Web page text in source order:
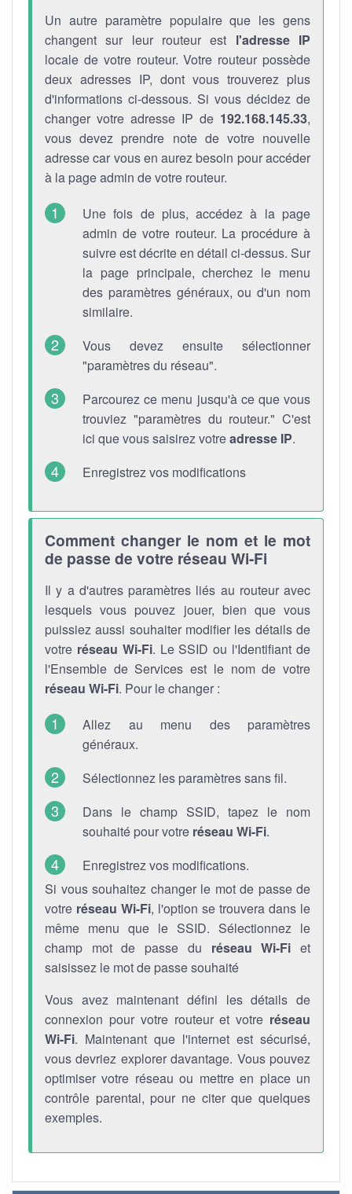
Un autre paramètre populaire que les gens
changent sur leur routeur est l'adresse IP
locale de votre routeur. Votre routeur possède
deux adresses IP, dont vous trouverez plus
d'informations ci-dessous. Si vous décidez de
changer votre adresse IP de 192.168.145.33,
vous devez prendre note de votre nouvelle
adresse car vous en aurez besoin pour accéder
à la page admin de votre routeur.
Une fois de plus, accédez à la page
admin de votre routeur. La procédure à
suivre est décrite en détail ci-dessus. Sur
la page principale, cherchez le menu
des paramètres généraux, ou d'un nom
similaire.
Vous devez ensuite sélectionner
"paramètres du réseau".
Parcourez ce menu jusqu'à ce que vous
trouviez "paramètres du routeur." C'est
ici que vous saisirez votreadresse IP.
Enregistrez vos modifications
Comment changer le nom et le mot
de passe de votre réseau Wi-Fi
Il y a d'autres paramètres liés au routeur avec
lesquels vous pouvez jouer, bien que vous
puissiez aussi souhaiter modifier les détails de
votre réseau Wi-Fi. Le SSID ou l'Identifiant de
l'Ensemble de Services est le nom de votre
réseau Wi-Fi. Pour le changer :
Allez au menu des paramètres
généraux.
Sélectionnez les paramètres sans fil.
Dans le champ SSID, tapez le nom
souhaité pour votre réseau Wi-Fi.
Enregistrez vos modifications.
Si vous souhaitez changer le mot de passe de
votre réseau Wi-Fi, l'option se trouvera dans le
même menu que le SSID. Sélectionnez le
champ mot de passe du réseau Wi-Fi et
saisissez le mot de passe souhaité
Vous avez maintenant défini les détails de
connexion pour votre routeur et votre réseau
Wi-Fi. Maintenant que l'internet est sécurisé,
vous devriez explorer davantage. Vous pouvez
optimiser votre réseau ou mettre en place un
contrôle parental, pour ne citer que quelques
exemples.